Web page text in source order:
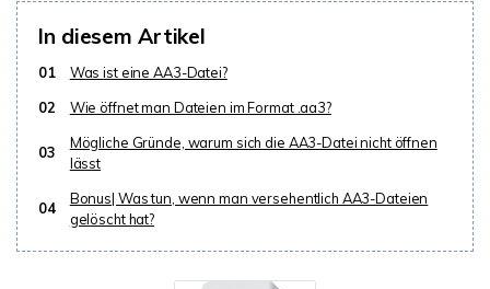
UBackit - Datensicherung
In diesem Artikel
01
Was ist eine AA3-Datei?
02
Wie öffnet man Dateien im Format .aa3?
03
Mögliche Gründe, warum sich die AA3-Datei nicht öffnen
lässt
04
Bonus| Was tun, wenn man versehentlich AA3-Dateien
gelöscht hat?